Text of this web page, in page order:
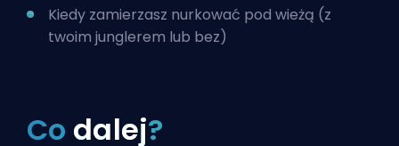
Kiedy zamierzasz nurkować pod wieżą (z
twoim junglerem lub bez)
Co dalej?